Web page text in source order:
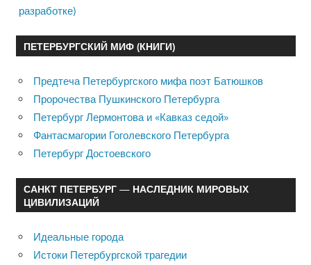
разработке)
ПЕТЕРБУРГСКИЙ МИФ (КНИГИ)
Предтеча Петербургского мифа поэт Батюшков
Пророчества Пушкинского Петербурга
Петербург Лермонтова и «Кавказ седой»
Фантасмагории Гоголевского Петербурга
Петербург Достоевского
САНКТ ПЕТЕРБУРГ — НАСЛЕДНИК МИРОВЫХ
ЦИВИЛИЗАЦИЙ
Идеальные города
Истоки Петербургской трагедии